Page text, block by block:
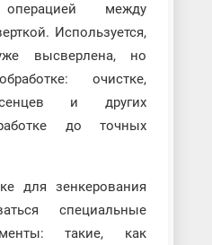
операцией между
Используется,
высверлена, но
очистке,
и других
до точных
для зенкерования
специальные
такие, как